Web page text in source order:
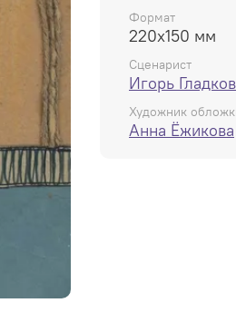
Формат
220x150 мм
Сценарист
Игорь Гладков
Художник
Анна Ёжикова